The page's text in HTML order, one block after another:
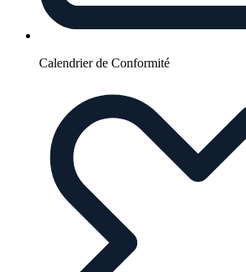
Calendrier de Conformité